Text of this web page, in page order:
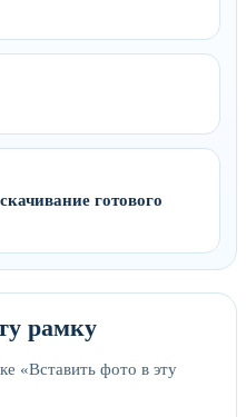
готового
рамку
«Вставить фото в эту